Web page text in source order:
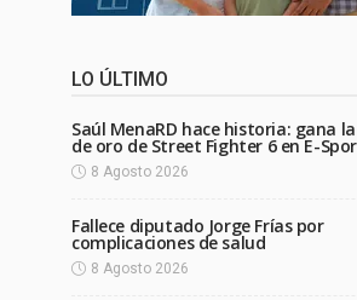
LO ÚLTIMO
Saúl MenaRD hace historia: gana
de oro de Street Fighter 6 en E-
8 Agosto 2026
Fallece diputado Jorge Frías por
complicaciones de salud
8 Agosto 2026